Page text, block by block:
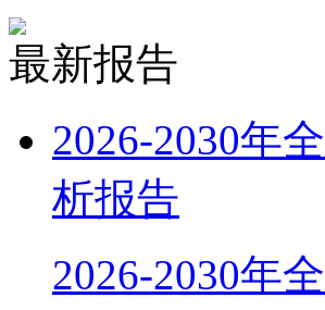
最新报告
2026-2030年
析报告
2026-2030年